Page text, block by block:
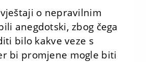
o nepravilnim
anegdotski, zbog čega
bilo kakve veze s
bi promjene mogle biti